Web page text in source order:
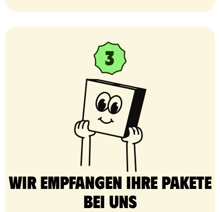
Wir empfangen Ihre Pakete
bei uns